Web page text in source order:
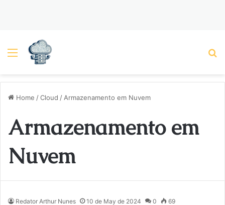
Menu
Home /Cloud / Armazenamento em Nuvem
Armazenamento em
Nuvem
Redator Arthur Nunes 10 de May de 2024 0 69